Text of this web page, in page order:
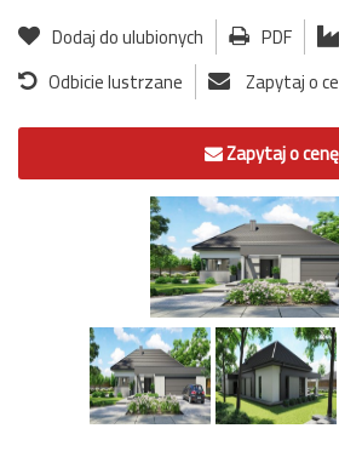
Dodaj do ulubionych PDF
Odbicie lustrzane
Zapytaj o
Zapytaj o cenę